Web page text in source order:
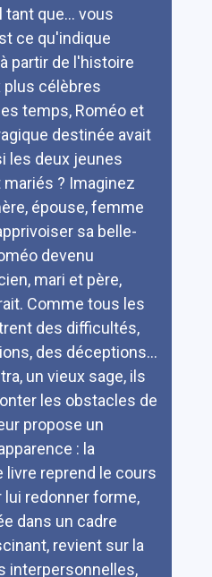
que... vous
ce qu'indique
partir de l'histoire
plus célèbres
temps, Roméo et
destinée avait
les deux jeunes
? Imaginez
épouse, femme
sa belle-
devenu
mari et père,
Comme tous les
des difficultés,
des déceptions...
un vieux sage, ils
les obstacles de
propose un
: la
livre reprend le cours
lui redonner forme,
dans un cadre
revient sur la
interpersonnelles,